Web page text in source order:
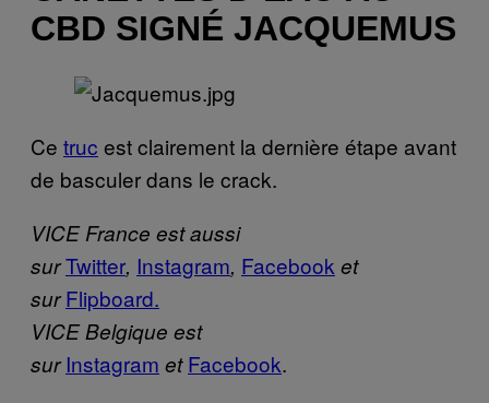
CBD SIGNÉ JACQUEMUS
Ce truc est clairement la dernière étape avant
de basculer dans le crack.
VICE France est aussi
surTwitter, Instagram, Facebook et
sur Flipboard.
VICE Belgique est
sur Instagram et Facebook.